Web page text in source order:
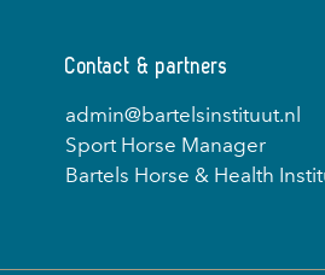
Contact & partners
admin@bartelsinstituut.nl
Sport Horse Manager
Bartels Horse & Health